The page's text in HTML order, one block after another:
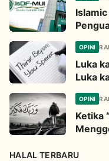
OPINI
Luka
Luka
OPINI
Ketika
HALAL TERBARU